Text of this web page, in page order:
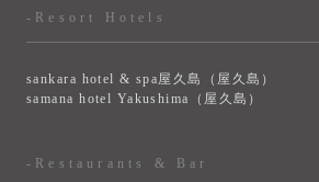
-Resort Hotels
sankara hotel & spa屋久島（屋久島）
samana hotel Yakushima（屋久島）
-Restaurants & Bar